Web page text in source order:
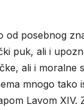
od posebnog
puk, ali i
ali i
mnogo tako
Lavom XIV.